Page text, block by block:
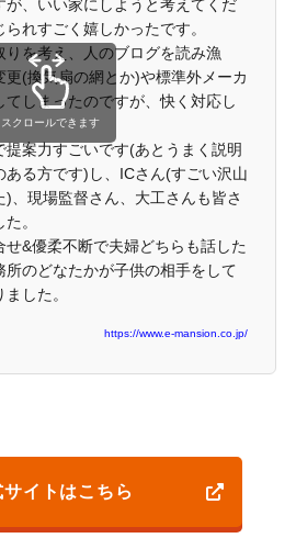
が、いい家にしようと考えてくだ
れすごく嬉しかったです。
を考え、人のブログを読み漁
更(換気扇の網とか)や標準外メーカ
しまったのですが、快く対応し
提案力すごいです(あとうまく説明
ある方です)し、ICさん(すごい沢山
、現場監督さん、大工さんも皆さ
。
&優柔不断で夫婦どちらも話した
所のどなたかが子供の相手をして
した。
https://www.e-mansion.co.jp/
スクロールできます
イトはこちら